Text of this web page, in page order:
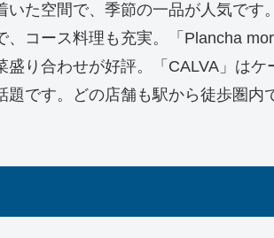
いた空間で、季節の一品が人気です
、コース料理も充実。「Plancha
盛り合わせが好評。「CALVA」は
題です。どの店舗も駅から徒歩圏内